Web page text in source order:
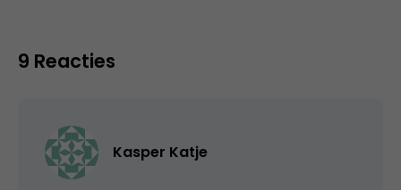
9 Reacties
Kasper Katje